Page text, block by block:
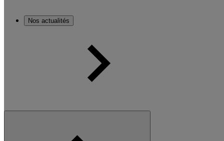
Nos actualités